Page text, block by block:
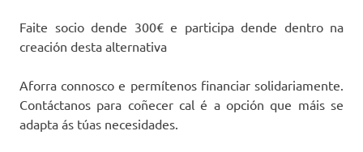
Faite socio dende 300€ e participa dende dentro na
creación desta alternativa
Aforra connosco e permítenos financiar solidariamente.
Contáctanos para coñecer cal é a opción que máis se
adapta ás túas necesidades.